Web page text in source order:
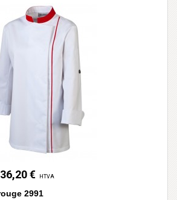
36,20 € HTVA
2991